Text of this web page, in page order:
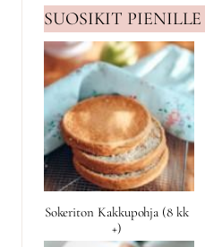
SUOSIKIT PIENILLE
Sokeriton Kakkupohja (8 kk
+)